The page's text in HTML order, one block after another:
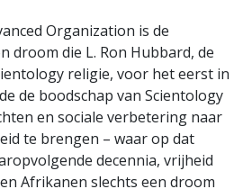
Organization is de
droom die L. Ron Hubbard, de
religie, voor het eerst in
de boodschap van Scientology
en sociale verbetering naar
te brengen – waar op dat
decennia, vrijheid
Afrikanen slechts een droom